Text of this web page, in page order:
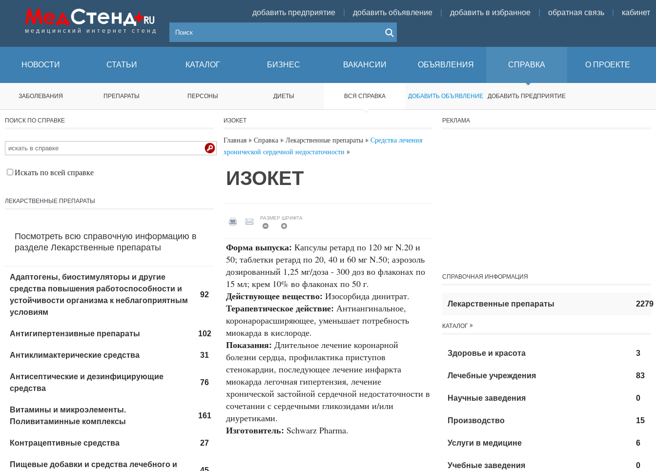
медицинский интернет стенд
добавить предприятие добавить объявление добавить в избранное обратная связь кабинет
НОВОСТИ СТАТЬИ КАТАЛОГ БИЗНЕС ВАКАНСИИ ОБЪЯВЛЕНИЯ СПРАВКА О ПРОЕКТЕ
ЗАБОЛЕВАНИЯ ПРЕПАРАТЫ ПЕРСОНЫ ДИЕТЫ ВCЯ СПРАВКА ДОБАВИТЬ ОБЪЯВЛЕНИЕ ДОБАВИТЬ ПРЕДПРИЯТИЕ
ПОИСК ПО СПРАВКЕ
Искать по всей справке
ЛЕКАРСТВЕННЫЕ ПРЕПАРАТЫ
Посмотреть всю справочную информацию в
разделе Лекарственные препараты
Адаптогены, биостимуляторы и другие
средства повышения работоспособности и
устойчивости организма к неблагоприятным
условиям
92
Антигипертензивные препараты 102
Антиклимактерические средства 31
Антисептические и дезинфицирующие
средства
76
Витамины и микроэлементы.
Поливитаминные комплексы
161
Контрацептивные средства 27
Пищевые добавки и средства лечебного и
ИЗОКЕТ
Главная Справка Лекарственные препараты
Средства лечения
хронической сердечной недостаточности
ИЗОКЕТ
РАЗМЕР ШРИФТА
Форма выпуска: Капсулы ретард по 120 мг N.20 и
50; таблетки ретард по 20, 40 и 60 мг N.50; аэрозоль
дозированный 1,25 мг/доза - 300 доз во флаконах по
15 мл; крем 10% во флаконах по 50 г.
Действующее вещество: Изосорбида динитрат.
Терапевтическое действие: Антиангинальное,
коронарорасширяющее, уменьшает потребность
миокарда в кислороде.
Показания: Длительное лечение коронарной
болезни сердца, профилактика приступов
стенокардии, последующее лечение инфаркта
миокарда легочная гипертензия, лечение
хронической застойной сердечной недостаточности в
сочетании с сердечными гликозидами и/или
диуретиками.
Изготовитель: Schwarz Pharma.
РЕКЛАМА
СПРАВОЧНАЯ ИНФОРМАЦИЯ
Лекарственные препараты 2279
КАТАЛОГ
Здоровье и красота 3
Лечебные учреждения 83
Научные заведения 0
Производство 15
Услуги в медицине 6
Учебные заведения 0